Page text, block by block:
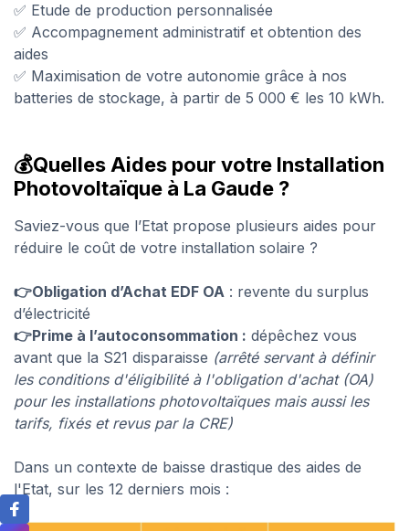
✅ Etude de production personnalisée
✅ Accompagnement administratif et obtention des
aides
✅ Maximisation de votre autonomie grâce à nos
batteries de stockage, à partir de 5 000 € les 10 kWh.
💰Quelles Aides pour votre Installation
Photovoltaïque à La Gaude ?
Saviez-vous que l’Etat propose plusieurs aides pour
réduire le coût de votre installation solaire ?
👉Obligation d’Achat EDF OA : revente du surplus
d’électricité
👉Prime à l’autoconsommation : dépêchez vous
avant que la S21 disparaisse (arrêté servant à définir
les conditions d'éligibilité à l'obligation d'achat (OA)
pour les installations photovoltaïques mais aussi les
tarifs, fixés et revus par la CRE)
Dans un contexte de baisse drastique des aides de
l'Etat, sur les 12 derniers mois :